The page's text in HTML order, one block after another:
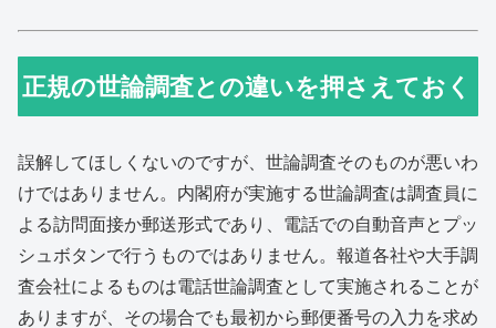
正規の世論調査との違いを押さえておく
誤解してほしくないのですが、世論調査そのものが悪いわ
けではありません。内閣府が実施する世論調査は調査員に
よる訪問面接か郵送形式であり、電話での自動音声とプッ
シュボタンで行うものではありません。報道各社や大手調
査会社によるものは電話世論調査として実施されることが
ありますが、その場合でも最初から郵便番号の入力を求め